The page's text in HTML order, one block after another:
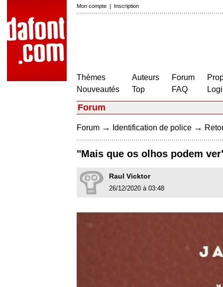
Mon compte | Inscription
Thèmes
Nouveautés
Auteurs
Top
Forum
FAQ
Forum
Forum → Identification de police →
"Mais que os olhos podem
Raul Vicktor
26/12/2020 à 03:48